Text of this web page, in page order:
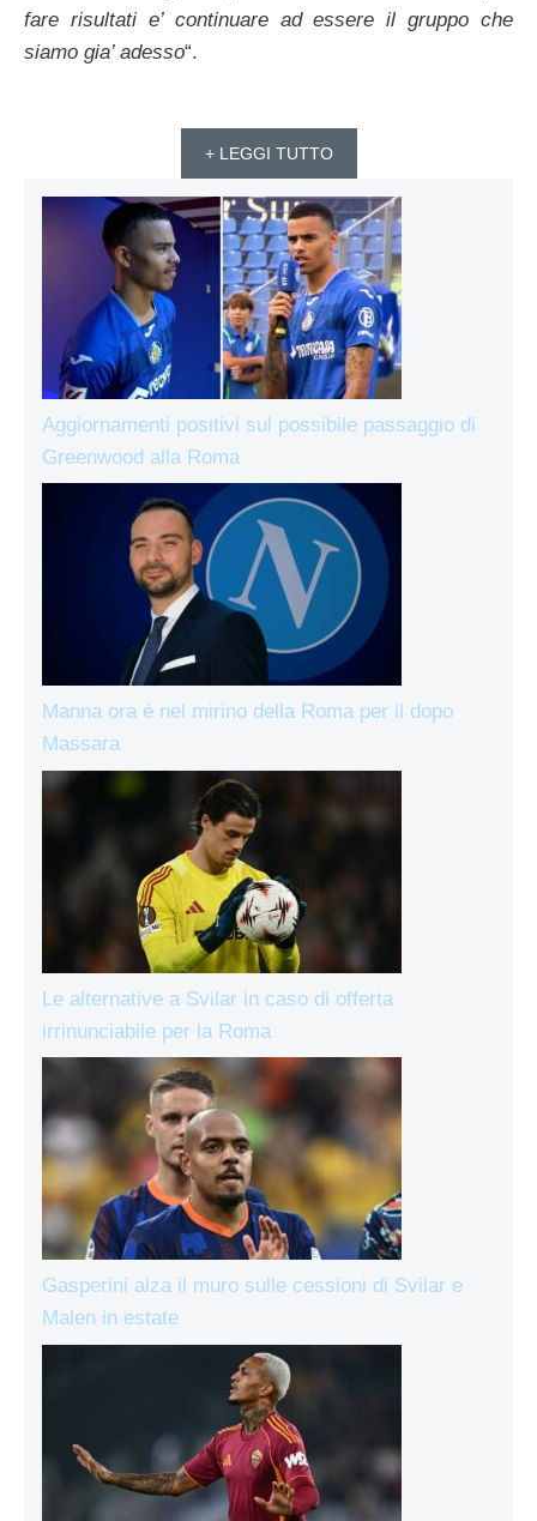
fare risultati e’ continuare ad essere il gruppo che
siamo gia’ adesso“.
+ LEGGI TUTTO
Aggiornamenti positivi sul possibile passaggio di
Greenwood alla Roma
Manna ora è nel mirino della Roma per il dopo
Massara
Le alternative a Svilar in caso di offerta
irrinunciabile per la Roma
Gasperini alza il muro sulle cessioni di Svilar e
Malen in estate